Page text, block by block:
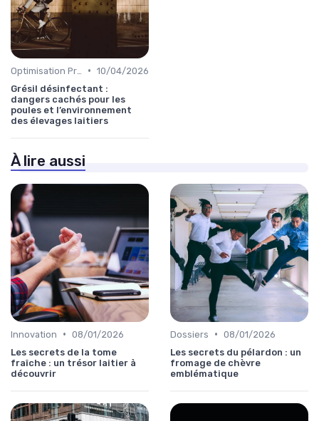
• 10/04/2026
Grésil désinfectant :
dangers cachés pour les
poules et l’environnement
des élevages laitiers
À lire aussi
Innovation • 08/01/2026
Les secrets de la tome
fraîche : un trésor laitier à
découvrir
Dossiers • 08/01/2026
Les secrets du pélardon : un
fromage de chèvre
emblématique